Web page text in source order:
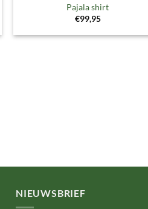
Pajala shirt
€99,95
NIEUWSBRIEF